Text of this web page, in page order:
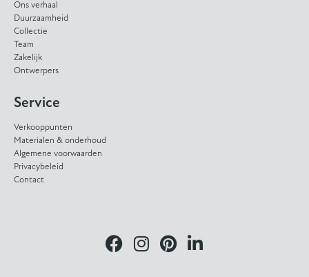
Ons verhaal
Duurzaamheid
Collectie
Team
Zakelijk
Ontwerpers
Service
Verkooppunten
Materialen & onderhoud
Algemene voorwaarden
Privacybeleid
Contact